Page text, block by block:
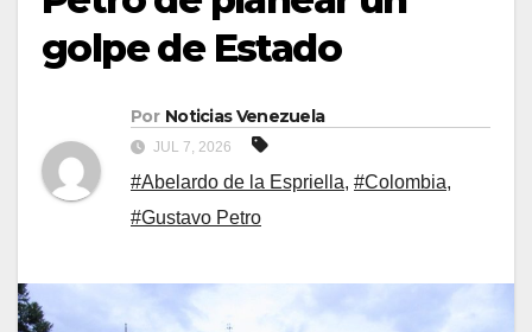
golpe de Estado
Por Noticias Venezuela
JUL 7, 2026
#Abelardo de la Espriella, #Colombia,
#Gustavo Petro